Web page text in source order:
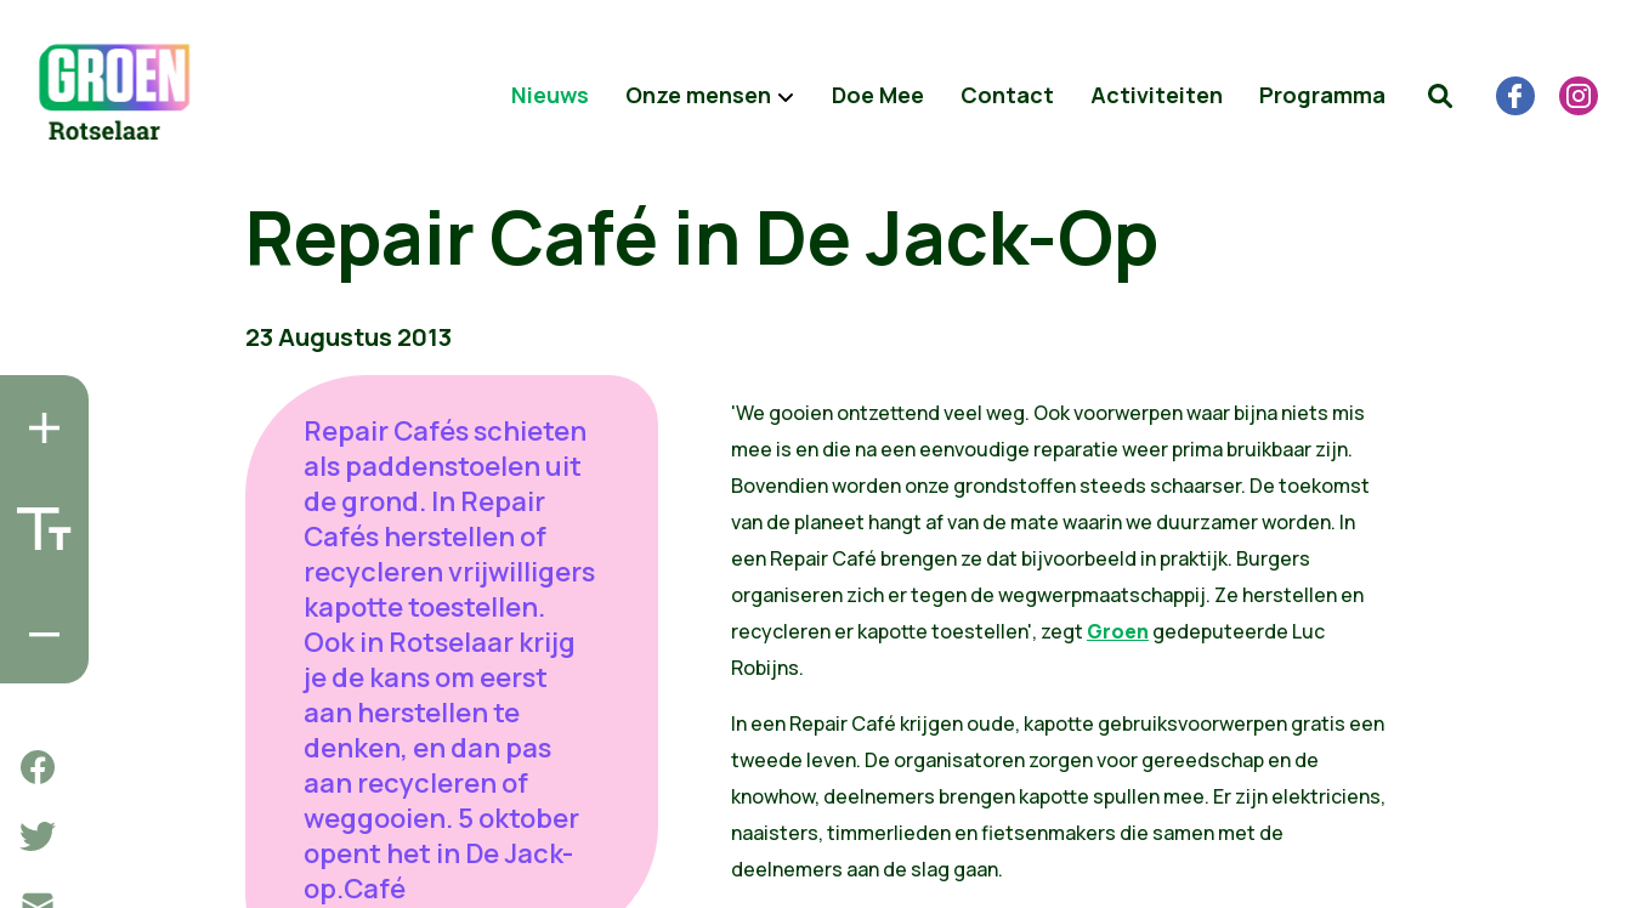
Nieuws Onze mensen Doe Mee Contact Activiteiten Programma
Repair Café in De Jack-Op
23 Augustus 2013
Repair Cafés schieten
als paddenstoelen uit
de grond. In Repair
Cafés herstellen of
recycleren vrijwilligers
kapotte toestellen.
Ook in Rotselaar krijg
je de kans om eerst
aan herstellen te
denken, en dan pas
aan recycleren of
weggooien. 5 oktober
opent het in De Jack-
op.Café
'We gooien ontzettend veel weg. Ook voorwerpen waar bijna niets mis
mee is en die na een eenvoudige reparatie weer prima bruikbaar zijn.
Bovendien worden onze grondstoffen steeds schaarser. De toekomst
van de planeet hangt af van de mate waarin we duurzamer worden. In
een Repair Café brengen ze dat bijvoorbeeld in praktijk. Burgers
organiseren zich er tegen de wegwerpmaatschappij. Ze herstellen en
recycleren er kapotte toestellen', zegt Groen gedeputeerde Luc
Robijns.
In een Repair Café krijgen oude, kapotte gebruiksvoorwerpen gratis een
tweede leven. De organisatoren zorgen voor gereedschap en de
knowhow, deelnemers brengen kapotte spullen mee. Er zijn elektriciens,
naaisters, timmerlieden en fietsenmakers die samen met de
deelnemers aan de slag gaan.